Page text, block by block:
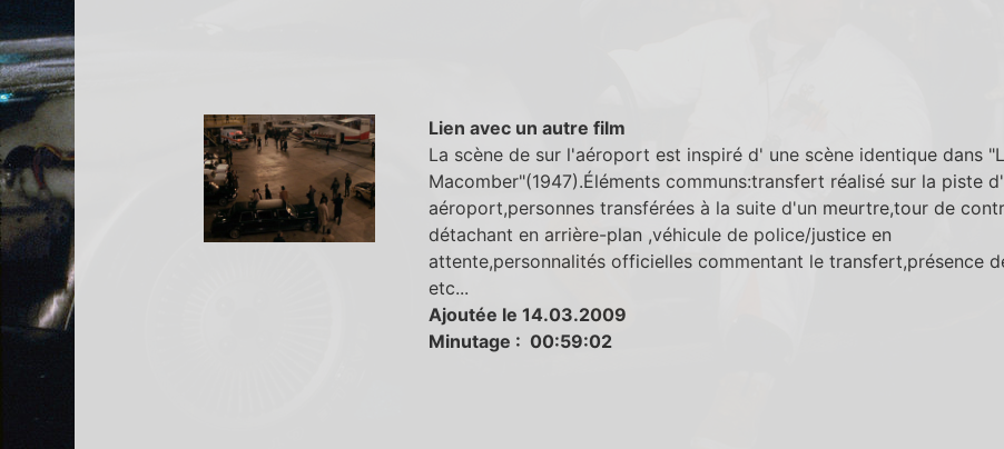
Lien avec un autre film
La scène de sur l'aéroport est inspiré d' une scène identique dans
Macomber"(1947).Éléments communs:transfert réalisé sur la piste
aéroport,personnes transférées à la suite d'un meurtre,tour de
détachant en arrière-plan ,véhicule de police/justice en
attente,personnalités officielles commentant le transfert,présence
etc...
Ajoutée le 14.03.2009
Minutage : 00:59:02